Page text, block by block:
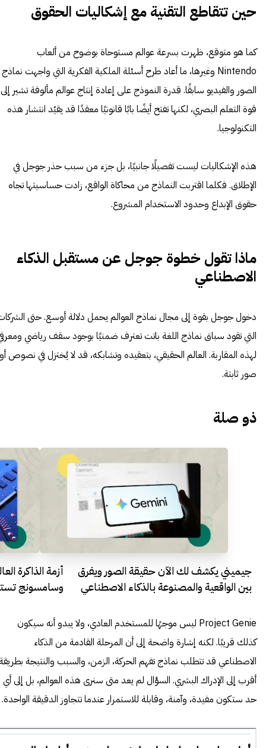
حين تتقاطع التقنية مع إشكاليات الحقوق
كما هو متوقع، ظهرت بسرعة عوالم مستوحاة بوضوح من ألعاب
Nintendo وغيرها، ما أعاد طرح أسئلة الملكية الفكرية التي واجهت نماذج
الصور والفيديو سابقًا. قدرة النموذج على إعادة إنتاج عوالم مألوفة تشير إلى
قوة التعلم البصري، لكنها تفتح أيضًا بابًا قانونيًا معقدًا قد يقيّد انتشار هذه
التكنولوجيا.
هذه الإشكاليات ليست تفصيلًا جانبيًا، بل جزء من سبب حذر جوجل في
الإطلاق. فكلما اقتربت النماذج من محاكاة الواقع، زادت حساسيتها تجاه
حقوق الإبداع وحدود الاستخدام المشروع.
ماذا تقول خطوة جوجل عن مستقبل الذكاء
الاصطناعي
دخول جوجل بقوة إلى مجال نماذج العوالم يحمل دلالة أوسع. حتى
التي تقود سباق نماذج اللغة باتت تعترف ضمنيًا بوجود سقف رياضي
لهذه المقاربة. العالم الحقيقي، بتعقيده وتشابكه، قد لا يُختزل في نصوص أو
صور ثابتة.
ذو صلة
جيميني يكشف لك الآن حقيقة الصور ويفرق
بين الواقعية والمصنوعة بالذكاء الاصطناعي
وسامسونج
Project Genie ليس موجهًا للمستخدم العادي، ولا يبدو أنه سيكون
كذلك قريبًا. لكنه إشارة واضحة إلى أن المرحلة القادمة من الذكاء
الاصطناعي قد تتطلب نماذج تفهم الحركة، الزمن، والسبب والنتيجة
أقرب إلى الإدراك البشري. السؤال لم يعد متى سنرى هذه العوالم، بل إلى أي
حد ستكون مفيدة، وآمنة، وقابلة للاستمرار عندما تتجاوز الدقيقة الواحدة.